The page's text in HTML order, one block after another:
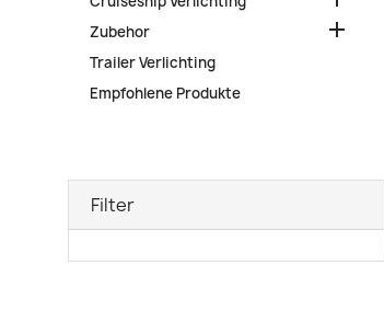
Zubehor 
Trailer Verlichting
Empfohlene Produkte
Filter